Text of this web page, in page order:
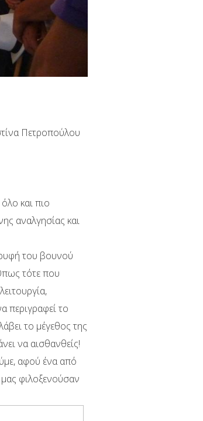
Πετροπούλου
και πιο
αναλγησίας και
του βουνού
τότε που
περιγραφεί το
το μέγεθος της
να αισθανθείς!
αφού ένα από
φιλοξενούσαν